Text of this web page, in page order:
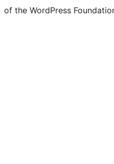
of the WordPress